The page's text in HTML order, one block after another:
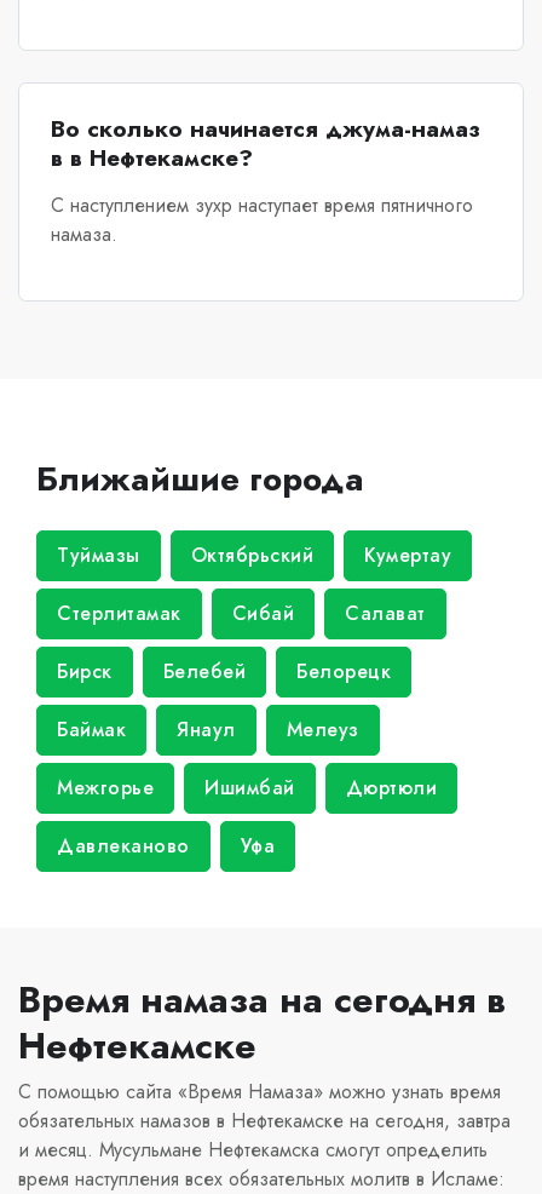
Во сколько начинается джума-намаз
в в Нефтекамске?
С наступлением зухр наступает время пятничного
намаза.
Ближайшие города
Туймазы Октябрьский Кумертау
Стерлитамак Сибай Салават
Бирск Белебей Белорецк
Баймак Янаул Мелеуз
Межгорье Ишимбай Дюртюли
Давлеканово Уфа
Время намаза на сегодня в
Нефтекамске
С помощью сайта «Время Намаза» можно узнать время
обязательных намазов в Нефтекамске на сегодня, завтра
и месяц. Мусульмане Нефтекамска смогут определить
время наступления всех обязательных молитв в Исламе: